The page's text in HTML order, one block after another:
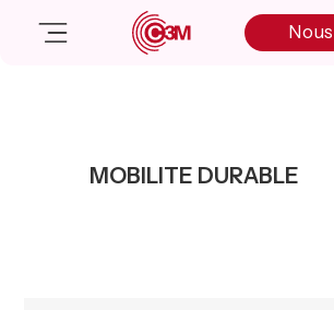
Salle de presse
MOBILITE DURABLE